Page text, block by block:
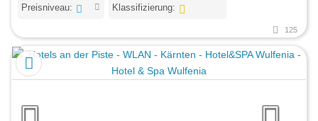
Preisniveau: Klassifizierung:
125